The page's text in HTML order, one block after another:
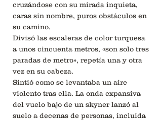
cruzándose con su mirada inquieta,
caras sin nombre, puros obstáculos en
su camino.
Divisó las escaleras de color turquesa
a unos cincuenta metros, «son solo tres
paradas de metro», repetía una y otra
vez en su cabeza.
Sintió como se levantaba un aire
violento tras ella. La onda expansiva
del vuelo bajo de un skyner lanzó al
suelo a decenas de personas, incluida